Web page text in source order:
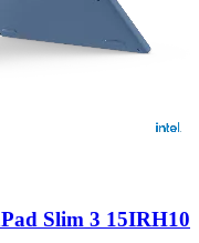
Slim 3 15IRH10